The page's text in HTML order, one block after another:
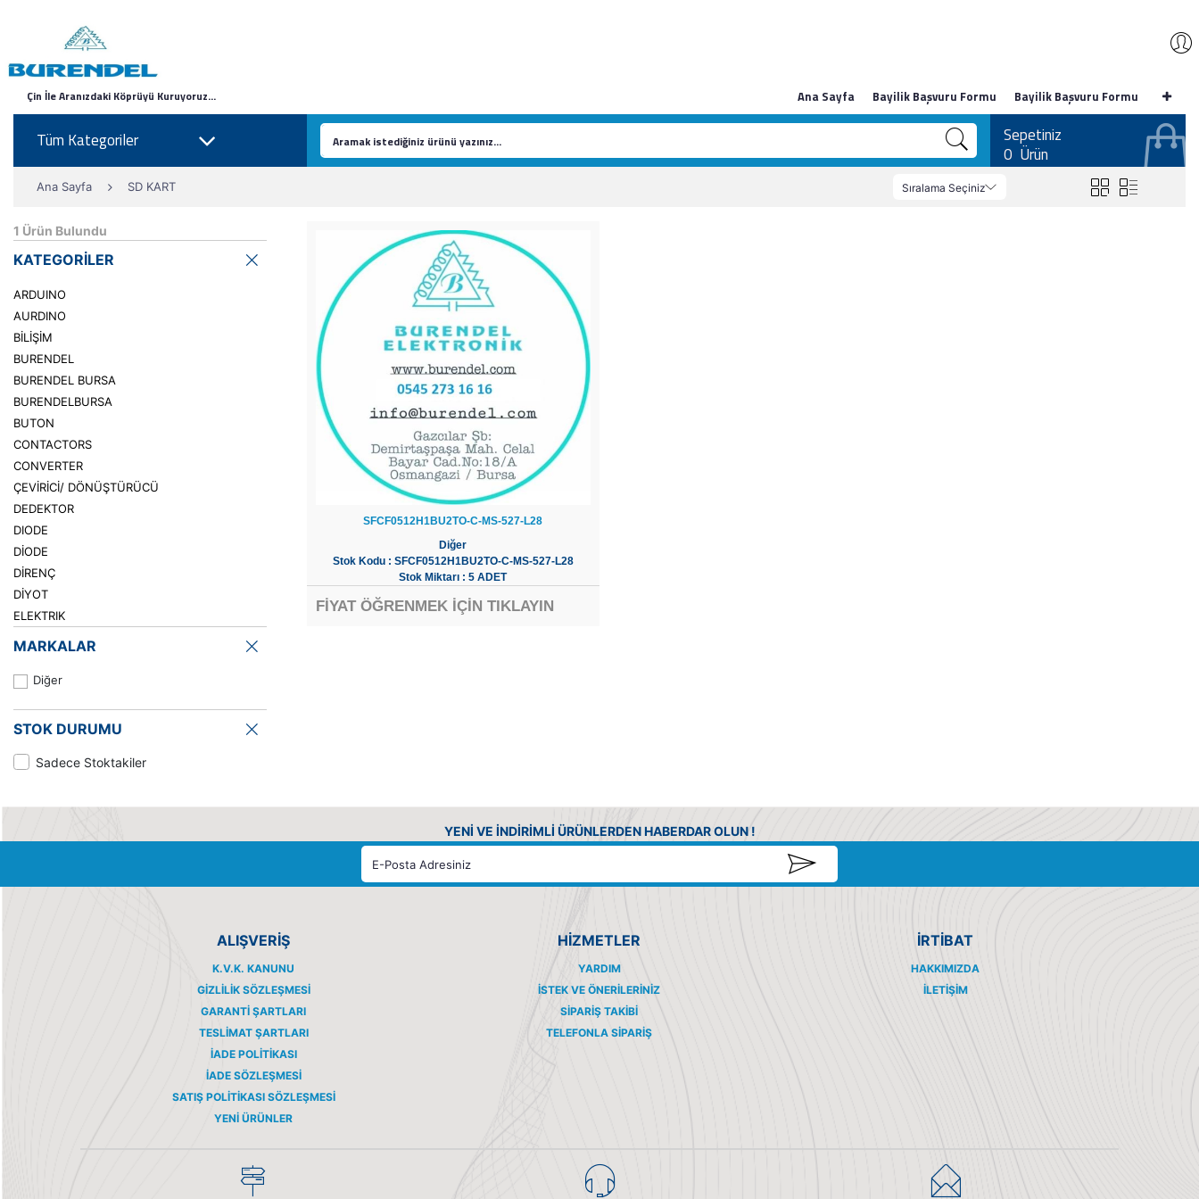
Çin İle Aranızdaki Köprüyü Kuruyoruz... Ana Sayfa Bayilik Başvuru Formu Bayilik Başvuru Formu
Tüm Kategoriler
Sepetiniz
0 Ürün
Ana Sayfa SD KART
1 Ürün Bulundu
KATEGORİLER
ARDUINO
AURDINO
BİLİŞİM
BURENDEL
BURENDEL BURSA
BURENDELBURSA
BUTON
CONTACTORS
CONVERTER
ÇEVİRİCİ/ DÖNÜŞTÜRÜCÜ
DEDEKTOR
DIODE
DİODE
DİRENÇ
DİYOT
ELEKTRIK
ETHERNET ÇEVİRİCİ
GÜÇ KAYNAĞI
IGBT
İŞLEMCİ
MARKALAR
Diğer
STOK DURUMU
Sadece Stoktakiler
SFCF0512H1BU2TO-C-MS-527-L28
Diğer
Stok Kodu : SFCF0512H1BU2TO-C-MS-527-L28
Stok Miktarı : 5 ADET
FİYAT ÖĞRENMEK İÇİN TIKLAYIN
YENİ VE İNDİRİMLİ ÜRÜNLERDEN HABERDAR OLUN !
ALIŞVERİŞ
K.V.K. KANUNU
GIZLILIK SÖZLEŞMESI
GARANTI ŞARTLARI
TESLIMAT ŞARTLARI
İADE POLITIKASI
İADE SÖZLEŞMESI
SATIŞ POLITIKASI SÖZLEŞMESI
YENI ÜRÜNLER
HİZMETLER
YARDIM
İSTEK VE ÖNERILERINIZ
SIPARIŞ TAKIBI
TELEFONLA SIPARIŞ
İRTİBAT
HAKKIMIZDA
İLETIŞIM